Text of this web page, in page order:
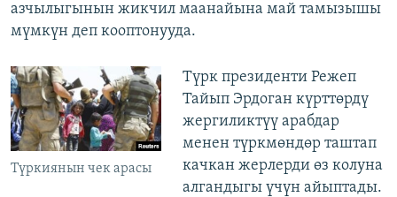
азчылыгынын жикчил маанайына май тамызышы
мүмкүн деп кооптонууда.
Түркиянын чек арасы
Түрк президенти Режеп
Тайып Эрдоган күрттөрдү
жергиликтүү арабдар
менен түркмөндөр таштап
качкан жерлерди өз колуна
алгандыгы үчүн айыптады.